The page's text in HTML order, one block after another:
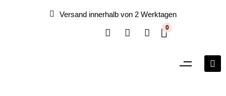
Versand innerhalb von 2 Werktagen
0